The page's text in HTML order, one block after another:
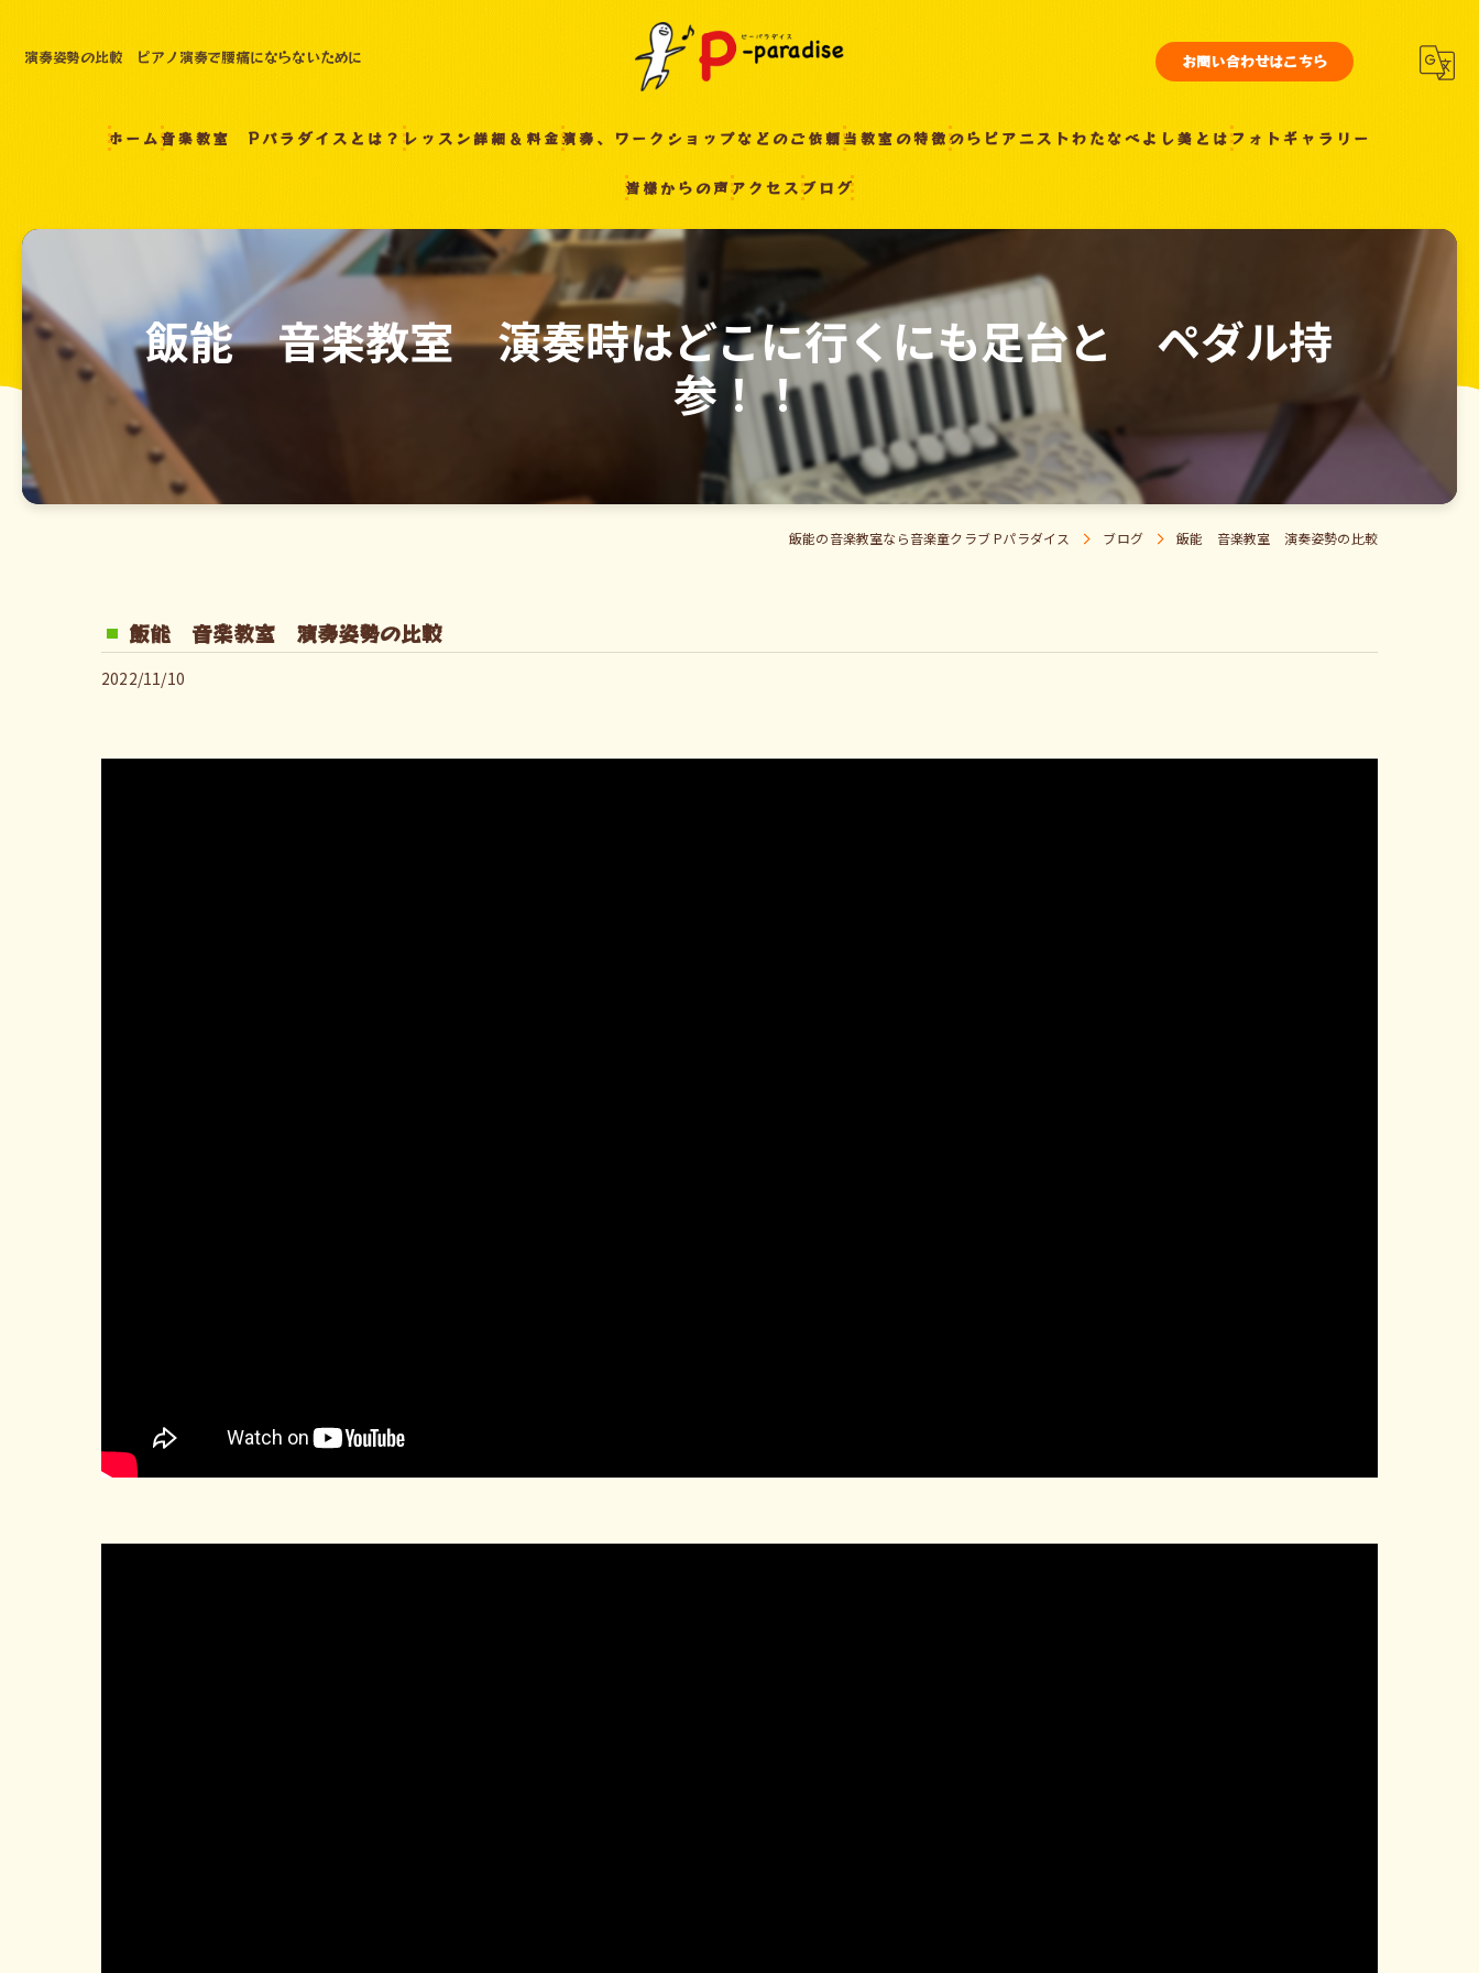
演奏姿勢の比較 ピアノ演奏で腰痛にならないために お問い合わせはこちら
ホーム音楽教室 Pパラダイスとは？ レッスン詳細＆料金演奏、ワークショップなどのご依頼当教室の特徴
非認知能力
ピアノ
のらピアニストわたなべよし美とはフォトギャラリー
皆様からの声アクセスブログ
飯能 音楽教室 演奏時はどこに行くにも足台と ペダル持
参！！
飯能の音楽教室なら音楽童クラブ Pパラダイス ブログ 飯能 音楽教室 演奏姿勢の比較
飯能 音楽教室 演奏姿勢の比較
2022/11/10